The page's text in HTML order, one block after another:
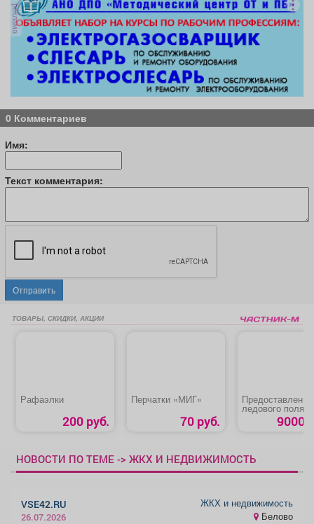
реклама
0 Комментариев
Имя:
Текст комментария:
Отправить
ТОВАРЫ, СКИДКИ, АКЦИИ
Рафаэлки
200 руб.
Перчатки «МИГ»
70 руб.
Предоставление
ледового поля
катания 9000
НОВОСТИ ПО ТЕМЕ -> ЖКХ И НЕДВИЖИМОСТЬ
VSE42.RU
26.07.2026
ЖКХ и недвижимость
Белово